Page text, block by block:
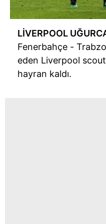
LİVERPOOL
Fenerbahçe -
eden Liverpool
hayran kaldı.